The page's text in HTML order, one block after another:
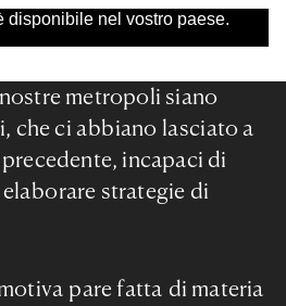
disponibile nel vostro paese.
metropoli siano
che ci abbiano lasciato a
incapaci di
strategie di
pare fatta di materia